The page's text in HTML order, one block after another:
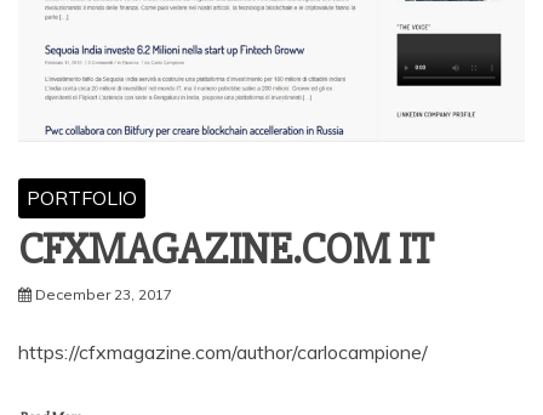
PORTFOLIO
CFXMAGAZINE.COM IT
December 23, 2017
https://cfxmagazine.com/author/carlocampione/